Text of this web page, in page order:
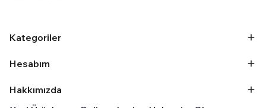
Kategoriler
Hesabım
Hakkımızda